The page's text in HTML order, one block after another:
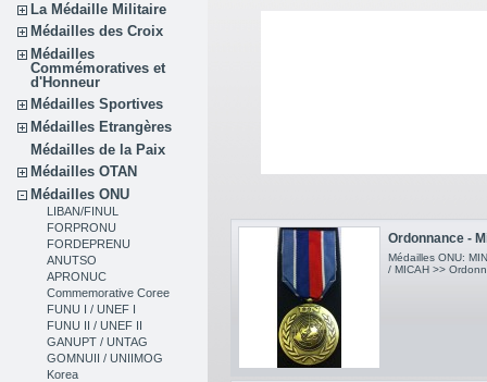
La Médaille Militaire
Médailles des Croix
Médailles
Commémoratives et
d'Honneur
Médailles Sportives
Médailles Etrangères
Médailles de la Paix
Médailles OTAN
Médailles ONU
LIBAN/FINUL
FORPRONU
FORDEPRENU
ANUTSO
APRONUC
Commemorative Coree
FUNU I / UNEF I
FUNU II / UNEF II
GANUPT / UNTAG
GOMNUII / UNIIMOG
Korea
Ordonnance -
Médailles ONU:
/ MICAH >>